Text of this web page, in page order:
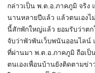
กล่าวเป็น พ.ต.อ.ภาคภูมิ จริง
นานหลายปีแล้ว แล้วตนเอง
นี้สักพักใหญ่แล้ว ยอมรับว่าต
จับว่าพัวพันเว็บพนันออนไลน์
ที่ผ่านมา พ.ต.อ.ภาคภูมิ ถือเป็
ตนเองเพื่อนบ้านยังติดตามข่า